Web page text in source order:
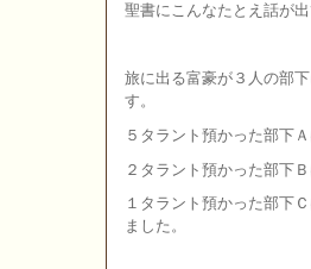
聖書にこんなたとえ話が出
旅に出る富豪が３人の部
す。
５タラント預かった部下
２タラント預かった部下
１タラント預かった部下
ました。